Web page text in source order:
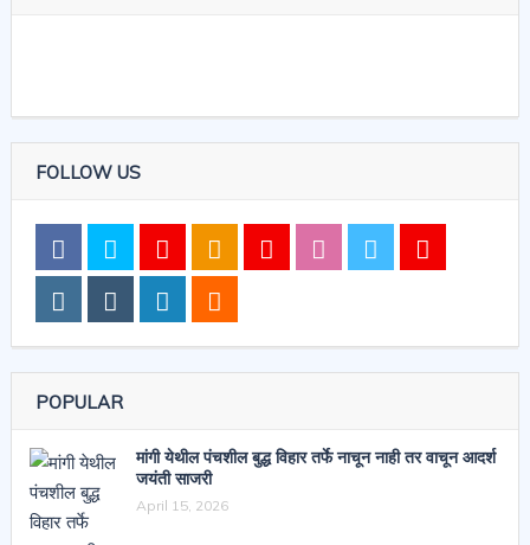
FOLLOW US
POPULAR
मांगी येथील पंचशील बुद्ध विहार तर्फे नाचून नाही तर वाचून आदर्श
जयंती साजरी
April 15, 2026